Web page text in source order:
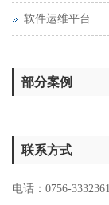
软件运维平台
部分案例
联系方式
电话：0756-3332361